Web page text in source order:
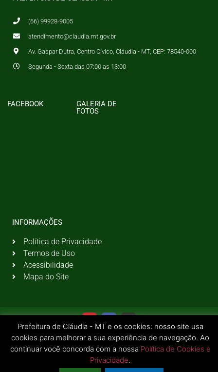
(66) 99928-9005
atendimento@claudia.mt.gov.br
Av. Gaspar Dutra, Centro Cívico, Cláudia - MT, CEP: 78540-000
Segunda - Sexta das 07:00 as 13:00
FACEBOOK
GALERIA DE
FOTOS
INFORMAÇÕES
Política de Privacidade
Termos de Uso
Acessibilidade
Mapa do Site
© 2026 Todos os Direitos Reservados | Prefeitura Municipal de Cláudia - MT
Prefeitura de Cláudia - MT e os cookies: nosso site usa
cookies para melhorar a sua experiência de navegação. Ao
continuar você concorda com a nossa Política de Cookies e
Privacidade.